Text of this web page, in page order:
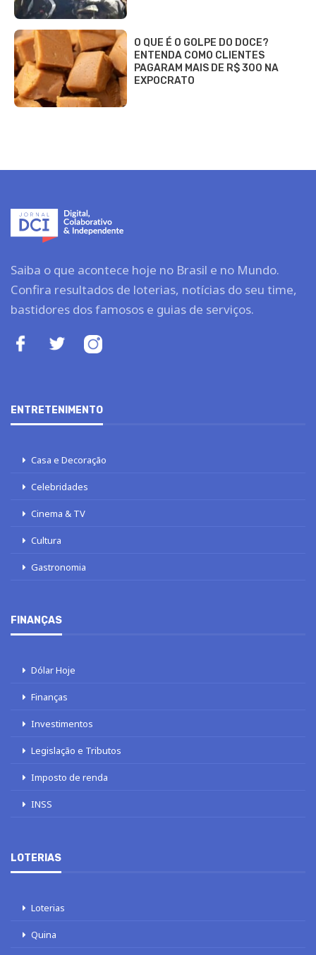
O QUE É O GOLPE DO DOCE?
ENTENDA COMO CLIENTES
PAGARAM MAIS DE R$ 300 NA
EXPOCRATO
Saiba o que acontece hoje no Brasil e no Mundo.
Confira resultados de loterias, notícias do seu time,
bastidores dos famosos e guias de serviços.
ENTRETENIMENTO
Casa e Decoração
Celebridades
Cinema & TV
Cultura
Gastronomia
FINANÇAS
Dólar Hoje
Finanças
Investimentos
Legislação e Tributos
Imposto de renda
INSS
LOTERIAS
Loterias
Quina